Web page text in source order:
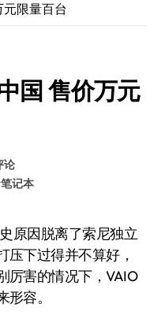
限量百台
国 售价万元
论
笔记本
压下过得并不算好，
厉害的情况下，VAIO
容。